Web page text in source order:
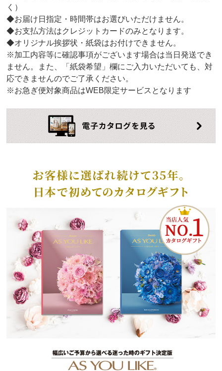
く）
◆お届け日指定・時間帯はお選びいただけません。
◆お支払方法はクレジットカードのみとなります。
◆オリジナル挨拶状・紙袋はお付けできません。
※加工内容等に確認事項がございます場合は当日発送でき
ません。また、「紙袋希望」欄にご入力いただいても、対
応できませんのでご了承ください。
※お急ぎ便対象商品はWEB限定サービスとなります